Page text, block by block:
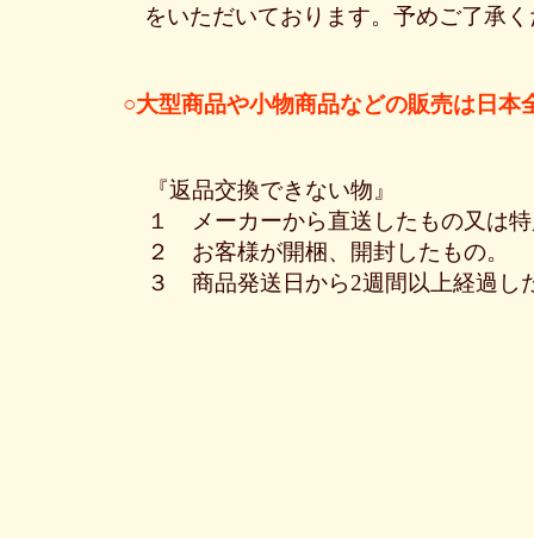
をいただいております。予めご了承
○大型商品や小物商品などの販売は日
『返品交換できない物』
１ メーカーから直送したもの又は
２ お客様が開梱、開封したもの。
３ 商品発送日から2週間以上経過し